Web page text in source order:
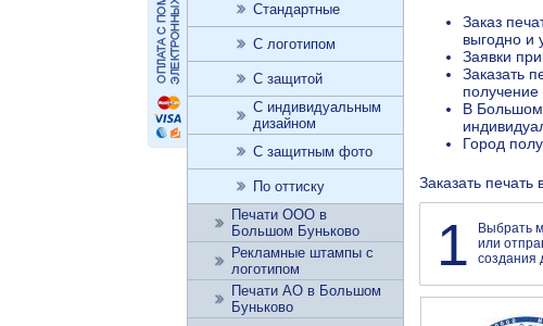
Заказ
выгодно и
Заявки
Заказать
В Большом
Город
Заказать
1
Выбрать
или
создания
Стандартные
С логотипом
С защитой
С индивидуальным
дизайном
С защитным фото
По оттиску
Печати ООО в
Большом Буньково
Рекламные штампы с
логотипом
Печати АО в Большом
Буньково